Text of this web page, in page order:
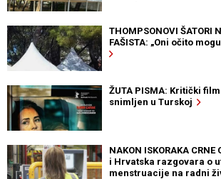
THOMPSONOVI ŠATORI
FAŠISTA: „Oni očito
ŽUTA PISMA: Kritički
snimljen u Turskoj
NAKON ISKORAKA
i Hrvatska razgovara o
menstruacije na radni